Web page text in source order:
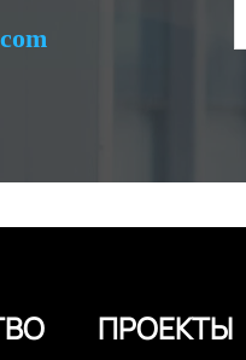
требования и
как CE, SGS и
цену. Постепенно
ПРОЕКТЫ